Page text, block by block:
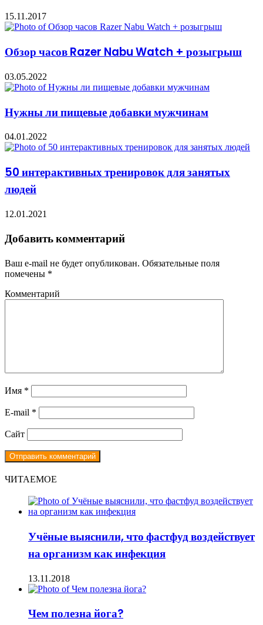
15.11.2017
Обзор часов Razer Nabu Watch + розыгрыш
03.05.2022
Нужны ли пищевые добавки мужчинам
04.01.2022
50 интерактивных тренировок для занятых
людей
12.01.2021
Добавить комментарий
Ваш e-mail не будет опубликован. Обязательные поля
помечены *
Комментарий
Имя *
E-mail *
Сайт
ЧИТАЕМОЕ
Учёные выяснили, что фастфуд воздействует
на организм как инфекция
13.11.2018
Чем полезна йога?